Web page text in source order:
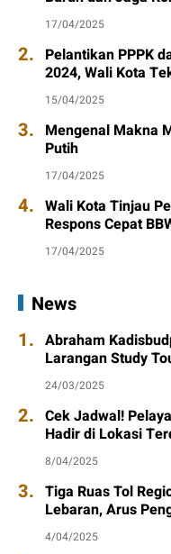
17/04/2025
2. Pelantikan PPPK
2024, Wali Kota
15/04/2025
3. Mengenal Makna
Putih
17/04/2025
4. Wali Kota Tinjau
Respons Cepat
17/04/2025
News
1. Abraham
Larangan Study
24/03/2025
2. Cek Jadwal!
Hadir di Lokasi
8/04/2025
3. Tiga Ruas Tol
Lebaran, Arus
4/04/2025